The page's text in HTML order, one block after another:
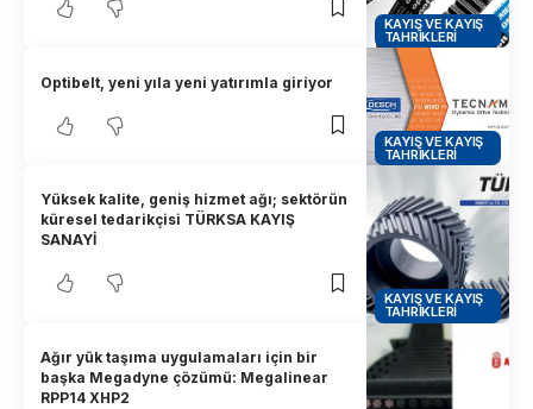
KAYIŞ VE KAYIŞ
TAHRIKLERI
KAYIŞ VE KAYIŞ
TAHRIKLERI
Optibelt, yeni yıla yeni yatırımla giriyor
KAYIŞ VE KAYIŞ
TAHRIKLERI
Yüksek kalite, geniş hizmet ağı; sektörün
küresel tedarikçisi TÜRKSA KAYIŞ
SANAYİ
Ağır yük taşıma uygulamaları için bir
başka Megadyne çözümü: Megalinear
RPP14 XHP2